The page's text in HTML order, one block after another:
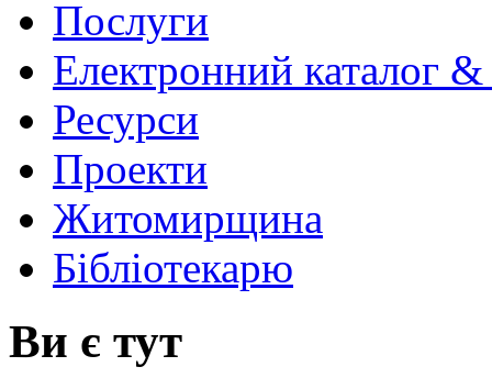
Послуги
Електронний каталог
Ресурси
Проекти
Житомирщина
Бібліотекарю
Ви є тут